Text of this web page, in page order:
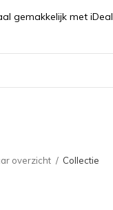
gemakkelijk met iDeal
overzicht Collectie